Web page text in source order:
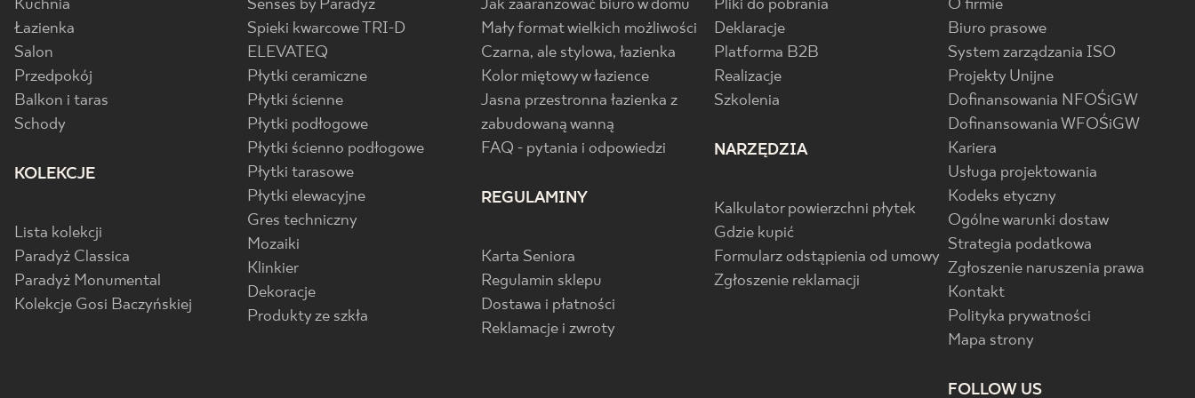
Kuchnia
Łazienka
Salon
Przedpokój
Balkon i taras
Schody
KOLEKCJE
Lista kolekcji
Paradyż Classica
Paradyż Monumental
Kolekcje Gosi Baczyńskiej
Senses by Paradyż
Spieki kwarcowe TRI-D
ELEVATEQ
Płytki ceramiczne
Płytki ścienne
Płytki podłogowe
Płytki ścienno podłogowe
Płytki tarasowe
Płytki elewacyjne
Gres techniczny
Mozaiki
Klinkier
Dekoracje
Produkty ze szkła
Jak zaaranżować biuro w domu
Mały format wielkich możliwości
Czarna, ale stylowa, łazienka
Kolor miętowy w łazience
Jasna przestronna łazienka z
zabudowaną wanną
FAQ - pytania i odpowiedzi
REGULAMINY
Karta Seniora
Regulamin sklepu
Dostawa i płatności
Reklamacje i zwroty
Pliki do pobrania
Deklaracje
Platforma B2B
Realizacje
Szkolenia
NARZĘDZIA
Kalkulator powierzchni płytek
Gdzie kupić
Formularz odstąpienia od umowy
Zgłoszenie reklamacji
O firmie
Biuro prasowe
System zarządzania ISO
Projekty Unijne
Dofinansowania NFOŚiGW
Dofinansowania WFOŚiGW
Kariera
Usługa projektowania
Kodeks etyczny
Ogólne warunki dostaw
Strategia podatkowa
Zgłoszenie naruszenia prawa
Kontakt
Polityka prywatności
Mapa strony
FOLLOW US